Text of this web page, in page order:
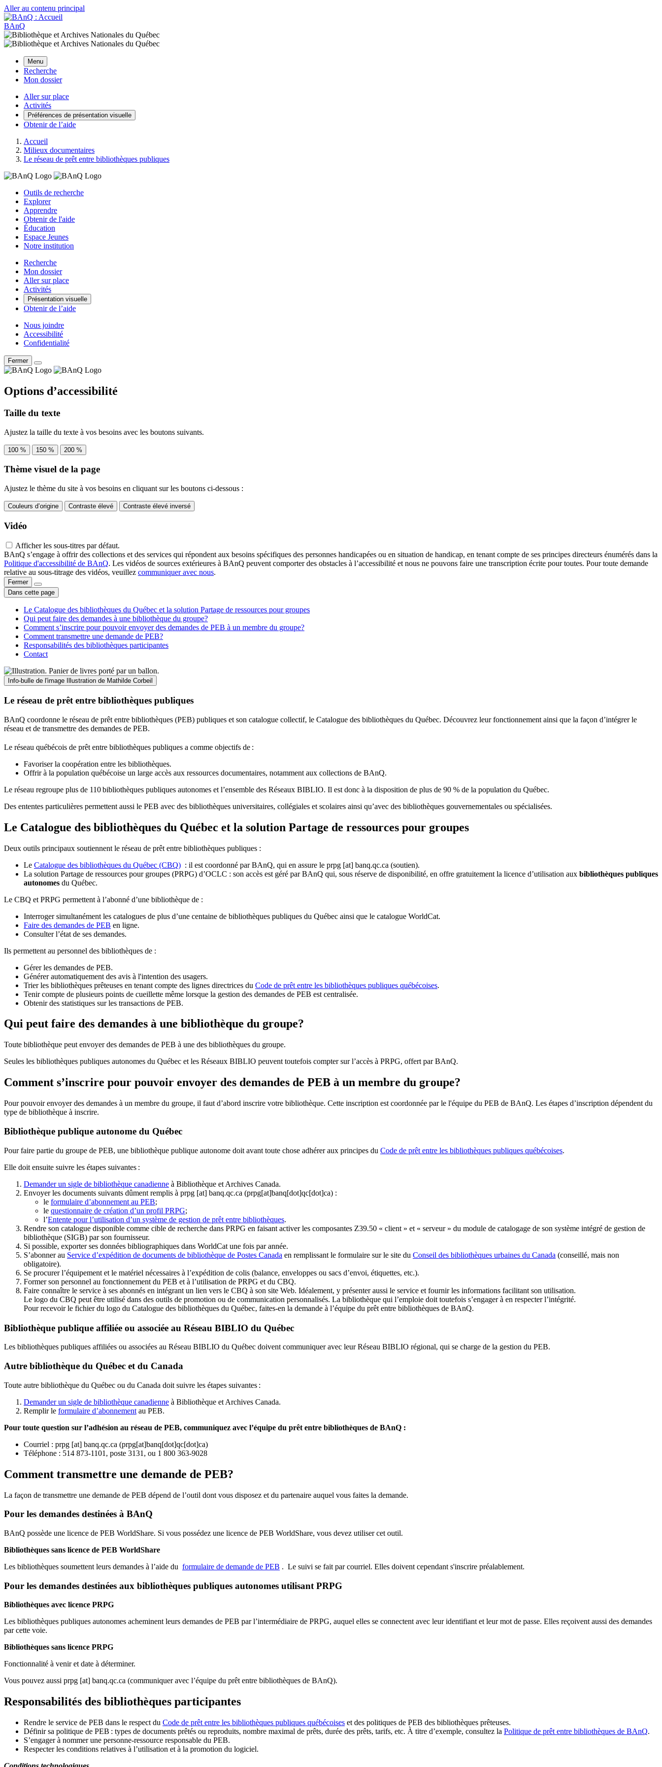
Aller au contenu principal
BAnQ
Menu
Recherche
Mon dossier
Aller sur place
Activités
Préférences de présentation visuelle
Obtenir de l’aide
Accueil
Milieux documentaires
Le réseau de prêt entre bibliothèques publiques
Outils de recherche
Explorer
Apprendre
Obtenir de l'aide
Éducation
Espace Jeunes
Notre institution
Recherche
Mon dossier
Aller sur place
Activités
Présentation visuelle
Obtenir de l’aide
Nous joindre
Accessibilité
Confidentialité
Fermer
Options d’accessibilité
Taille du texte
Ajustez la taille du texte à vos besoins avec les boutons suivants.
100 % 150 % 200 %
Thème visuel de la page
Ajustez le thème du site à vos besoins en cliquant sur les boutons ci-dessous :
Couleurs d’origine Contraste élevé Contraste élevé inversé
Vidéo
Afficher les sous-titres par défaut.
BAnQ s’engage à offrir des collections et des services qui répondent aux besoins spécifiques des personnes handicapées ou en situation de handicap, en tenant compte de ses principes directeurs énumérés dans la
Politique d'accessibilité de BAnQ. Les vidéos de sources extérieures à BAnQ peuvent comporter des obstacles à l’accessibilité et nous ne pouvons faire une transcription écrite pour toutes. Pour toute demande
relative au sous-titrage des vidéos, veuillez communiquer avec nous.
Fermer
Dans cette page
Le Catalogue des bibliothèques du Québec et la solution Partage de ressources pour groupes
Qui peut faire des demandes à une bibliothèque du groupe?
Comment s’inscrire pour pouvoir envoyer des demandes de PEB à un membre du groupe?
Comment transmettre une demande de PEB?
Responsabilités des bibliothèques participantes
Contact
Info-bulle de l'image Illustration de Mathilde Corbeil
Le réseau de prêt entre bibliothèques publiques
BAnQ coordonne le réseau de prêt entre bibliothèques (PEB) publiques et son catalogue collectif, le Catalogue des bibliothèques du Québec. Découvrez leur fonctionnement ainsi que la façon d’intégrer le
réseau et de transmettre des demandes de PEB.
Le réseau québécois de prêt entre bibliothèques publiques a comme objectifs de :
Favoriser la coopération entre les bibliothèques.
Offrir à la population québécoise un large accès aux ressources documentaires, notamment aux collections de BAnQ.
Le réseau regroupe plus de 110bibliothèques publiques autonomes et l’ensemble des Réseaux BIBLIO. Il est donc à la disposition de plus de 90 % de la population du Québec.
Des ententes particulières permettent aussi le PEB avec des bibliothèques universitaires, collégiales et scolaires ainsi qu’avec des bibliothèques gouvernementales ou spécialisées.
Le Catalogue des bibliothèques du Québec et la solution Partage de ressources pour groupes
Deux outils principaux soutiennent le réseau de prêt entre bibliothèques publiques :
Le Catalogue des bibliothèques du Québec (CBQ) : il est coordonné par BAnQ, qui en assure le prpg [at] banq.qc.ca (soutien).
La solution Partage de ressources pour groupes (PRPG) d’OCLC : son accès est géré par BAnQ qui, sous réserve de disponibilité, en offre gratuitement la licence d’utilisation aux bibliothèques publiques
autonomes du Québec.
Le CBQ et PRPG permettent à l’abonné d’une bibliothèque de :
Interroger simultanément les catalogues de plus d’une centaine de bibliothèques publiques du Québec ainsi que le catalogue WorldCat.
Faire des demandes de PEB en ligne.
Consulter l’état de ses demandes.
Ils permettent au personnel des bibliothèques de :
Gérer les demandes de PEB.
Générer automatiquement des avis à l'intention des usagers.
Trier les bibliothèques prêteuses en tenant compte des lignes directrices du Code de prêt entre les bibliothèques publiques québécoises.
Tenir compte de plusieurs points de cueillette même lorsque la gestion des demandes de PEB est centralisée.
Obtenir des statistiques sur les transactions de PEB.
Qui peut faire des demandes à une bibliothèque du groupe?
Toute bibliothèque peut envoyer des demandes de PEB à une des bibliothèques du groupe.
Seules les bibliothèques publiques autonomes du Québec et les Réseaux BIBLIO peuvent toutefois compter sur l’accès à PRPG, offert par BAnQ.
Comment s’inscrire pour pouvoir envoyer des demandes de PEB à un membre du groupe?
Pour pouvoir envoyer des demandes à un membre du groupe, il faut d’abord inscrire votre bibliothèque. Cette inscription est coordonnée par le l'équipe du PEB de BAnQ. Les étapes d’inscription dépendent du
type de bibliothèque à inscrire.
Bibliothèque publique autonome du Québec
Pour faire partie du groupe de PEB, une bibliothèque publique autonome doit avant toute chose adhérer aux principes du Code de prêt entre les bibliothèques publiques québécoises.
Elle doit ensuite suivre les étapes suivantes :
Demander un sigle de bibliothèque canadienne à Bibliothèque et Archives Canada.
Envoyer les documents suivants dûment remplis à prpg [at] banq.qc.ca (prpg[at]banq[dot]qc[dot]ca) :
le formulaire d’abonnement au PEB;
le questionnaire de création d’un profil PRPG;
l’Entente pour l’utilisation d’un système de gestion de prêt entre bibliothèques.
Rendre son catalogue disponible comme cible de recherche dans PRPG en faisant activer les composantes Z39.50 « client » et « serveur » du module de catalogage de son système intégré de gestion de
bibliothèque (SIGB) par son fournisseur.
Si possible, exporter ses données bibliographiques dans WorldCat une fois par année.
S’abonner au Service d’expédition de documents de bibliothèque de Postes Canada en remplissant le formulaire sur le site du Conseil des bibliothèques urbaines du Canada (conseillé, mais non
obligatoire).
Se procurer l’équipement et le matériel nécessaires à l’expédition de colis (balance, enveloppes ou sacs d’envoi, étiquettes, etc.).
Former son personnel au fonctionnement du PEB et à l’utilisation de PRPG et du CBQ.
Faire connaître le service à ses abonnés en intégrant un lien vers le CBQ à son site Web. Idéalement, y présenter aussi le service et fournir les informations facilitant son utilisation.
Le logo du CBQ peut être utilisé dans des outils de promotion ou de communication personnalisés. La bibliothèque qui l’emploie doit toutefois s’engager à en respecter l’intégrité.
Pour recevoir le fichier du logo du Catalogue des bibliothèques du Québec, faites-en la demande à l’équipe du prêt entre bibliothèques de BAnQ.
Bibliothèque publique affiliée ou associée au Réseau BIBLIO du Québec
Les bibliothèques publiques affiliées ou associées au Réseau BIBLIO du Québec doivent communiquer avec leur Réseau BIBLIO régional, qui se charge de la gestion du PEB.
Autre bibliothèque du Québec et du Canada
Toute autre bibliothèque du Québec ou du Canada doit suivre les étapes suivantes :
Demander un sigle de bibliothèque canadienne à Bibliothèque et Archives Canada.
Remplir le formulaire d’abonnement au PEB.
Pour toute question sur l’adhésion au réseau de PEB, communiquez avec l’équipe du prêt entre bibliothèques de BAnQ :
Courriel : prpg [at] banq.qc.ca (prpg[at]banq[dot]qc[dot]ca)
Téléphone : 514 873-1101, poste 3131, ou 1 800 363-9028
Comment transmettre une demande de PEB?
La façon de transmettre une demande de PEB dépend de l’outil dont vous disposez et du partenaire auquel vous faites la demande.
Pour les demandes destinées à BAnQ
BAnQ possède une licence de PEB WorldShare. Si vous possédez une licence de PEB WorldShare, vous devez utiliser cet outil.
Bibliothèques sans licence de PEB WorldShare
Les bibliothèques soumettent leurs demandes à l’aide du formulaire de demande de PEB . Le suivi se fait par courriel. Elles doivent cependant s'inscrire préalablement.
Pour les demandes destinées aux bibliothèques publiques autonomes utilisant PRPG
Bibliothèques avec licence PRPG
Les bibliothèques publiques autonomes acheminent leurs demandes de PEB par l’intermédiaire de PRPG, auquel elles se connectent avec leur identifiant et leur mot de passe. Elles reçoivent aussi des demandes
par cette voie.
Bibliothèques sans licence PRPG
Fonctionnalité à venir et date à déterminer.
Vous pouvez aussi prpg [at] banq.qc.ca (communiquer avec l’équipe du prêt entre bibliothèques de BAnQ).
Responsabilités des bibliothèques participantes
Rendre le service de PEB dans le respect du Code de prêt entre les bibliothèques publiques québécoises et des politiques de PEB des bibliothèques prêteuses.
Définir sa politique de PEB : types de documents prêtés ou reproduits, nombre maximal de prêts, durée des prêts, tarifs, etc. À titre d’exemple, consultez la Politique de prêt entre bibliothèques de BAnQ.
S’engager à nommer une personne-ressource responsable du PEB.
Respecter les conditions relatives à l’utilisation et à la promotion du logiciel.